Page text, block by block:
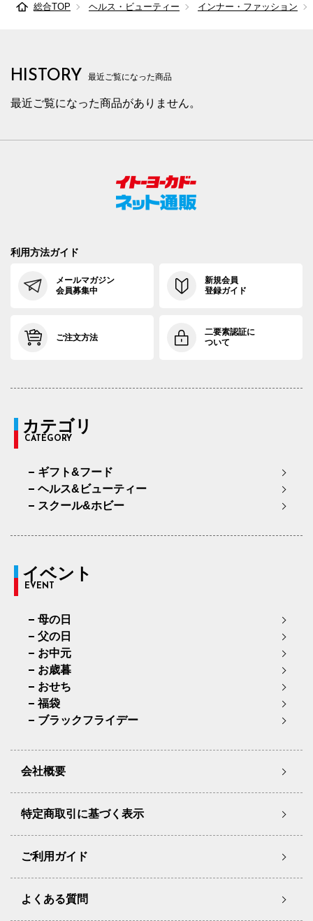
総合TOP ヘルス・ビューティー インナー・ファッション
HISTORY 最近ご覧になった商品
最近ご覧になった商品がありません。
利用方法ガイド
メールマガジン
会員募集中
新規会員
登録ガイド
ご注文方法
二要素認証に
ついて
カテゴリ
CATEGORY
ギフト&フード
ヘルス&ビューティー
スクール&ホビー
イベント
EVENT
母の日
父の日
お中元
お歳暮
おせち
福袋
ブラックフライデー
会社概要
特定商取引に基づく表示
ご利用ガイド
よくある質問